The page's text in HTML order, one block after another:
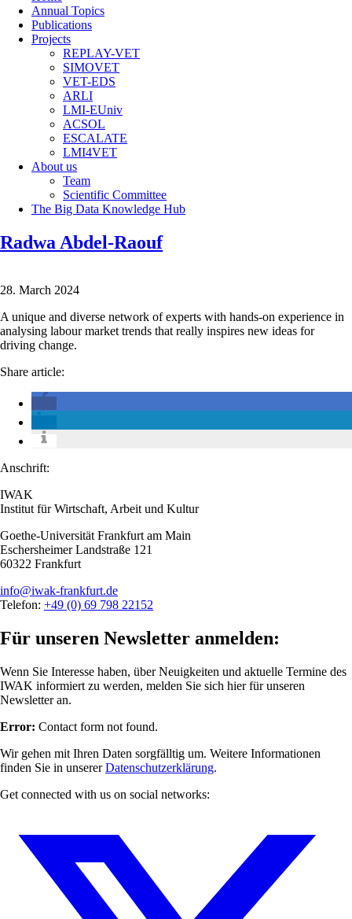
Annual Topics
Publications
Projects
REPLAY-VET
SIMOVET
VET-EDS
ARLI
LMI-EUniv
ACSOL
ESCALATE
LMI4VET
About us
Team
Scientific Committee
The Big Data Knowledge Hub
Radwa Abdel-Raouf
28. March 2024
A unique and diverse network of experts with hands-on experience in
analysing labour market trends that really inspires new ideas for
driving change.
Share article:
Anschrift:
IWAK
Institut für Wirtschaft, Arbeit und Kultur
Goethe-Universität Frankfurt am Main
Eschersheimer Landstraße 121
60322 Frankfurt
info@iwak-frankfurt.de
Telefon: +49 (0) 69 798 22152
Für unseren Newsletter anmelden:
Wenn Sie Interesse haben, über Neuigkeiten und aktuelle Termine des
IWAK informiert zu werden, melden Sie sich hier für unseren
Newsletter an.
Error: Contact form not found.
Wir gehen mit Ihren Daten sorgfälltig um. Weitere Informationen
finden Sie in unsererDatenschutzerklärung.
Get connected with us on social networks: